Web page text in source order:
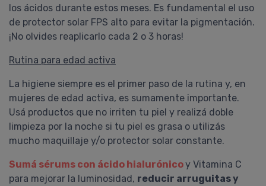
los ácidos durante estos meses. Es fundamental el uso
de protector solar FPS alto para evitar la pigmentación.
¡No olvides reaplicarlo cada 2 o 3 horas!
Rutina para edad activa
La higiene siempre es el primer paso de la rutina y, en
mujeres de edad activa, es sumamente importante.
Usá productos que no irriten tu piel y realizá doble
limpieza por la noche si tu piel es grasa o utilizás
mucho maquillaje y/o protector solar constante.
Sumá sérums con ácido hialurónicoy Vitamina C
para mejorar la luminosidad, reducir arruguitas y